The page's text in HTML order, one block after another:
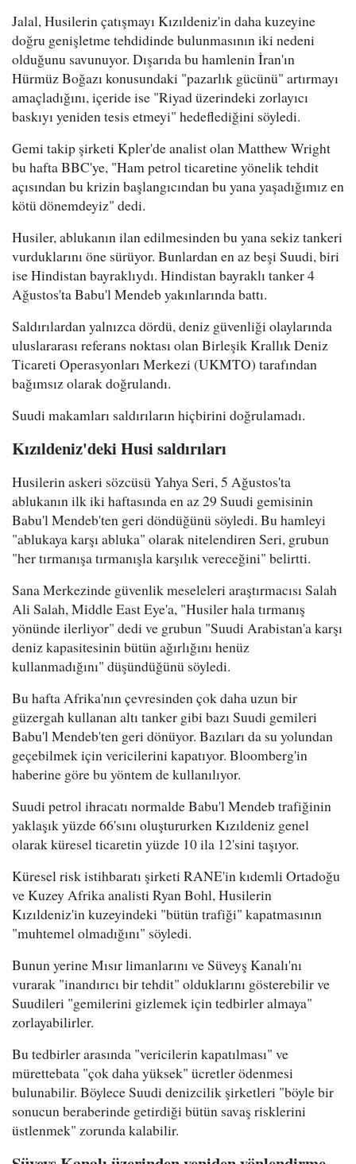
Jalal, Husilerin çatışmayı Kızıldeniz'in daha kuzeyine
doğru genişletme tehdidinde bulunmasının iki nedeni
olduğunu savunuyor. Dışarıda bu hamlenin İran'ın
Hürmüz Boğazı konusundaki "pazarlık gücünü" artırmayı
amaçladığını, içeride ise "Riyad üzerindeki zorlayıcı
baskıyı yeniden tesis etmeyi" hedeflediğini söyledi.
Gemi takip şirketi Kpler'de analist olan Matthew Wright
bu hafta BBC'ye, "Ham petrol ticaretine yönelik tehdit
açısından bu krizin başlangıcından bu yana yaşadığımız en
kötü dönemdeyiz" dedi.
Husiler, ablukanın ilan edilmesinden bu yana sekiz tankeri
vurduklarını öne sürüyor. Bunlardan en az beşi Suudi, biri
ise Hindistan bayraklıydı. Hindistan bayraklı tanker 4
Ağustos'ta Babu'l Mendeb yakınlarında battı.
Saldırılardan yalnızca dördü, deniz güvenliği olaylarında
uluslararası referans noktası olan Birleşik Krallık Deniz
Ticareti Operasyonları Merkezi (UKMTO) tarafından
bağımsız olarak doğrulandı.
Suudi makamları saldırıların hiçbirini doğrulamadı.
Kızıldeniz'deki Husi saldırıları
Husilerin askeri sözcüsü Yahya Seri, 5 Ağustos'ta
ablukanın ilk iki haftasında en az 29 Suudi gemisinin
Babu'l Mendeb'ten geri döndüğünü söyledi. Bu hamleyi
"ablukaya karşı abluka" olarak nitelendiren Seri, grubun
"her tırmanışa tırmanışla karşılık vereceğini" belirtti.
Sana Merkezinde güvenlik meseleleri araştırmacısı Salah
Ali Salah, Middle East Eye'a, "Husiler hala tırmanış
yönünde ilerliyor" dedi ve grubun "Suudi Arabistan'a karşı
deniz kapasitesinin bütün ağırlığını henüz
kullanmadığını" düşündüğünü söyledi.
Bu hafta Afrika'nın çevresinden çok daha uzun bir
güzergah kullanan altı tanker gibi bazı Suudi gemileri
Babu'l Mendeb'ten geri dönüyor. Bazıları da su yolundan
geçebilmek için vericilerini kapatıyor. Bloomberg'in
haberine göre bu yöntem de kullanılıyor.
Suudi petrol ihracatı normalde Babu'l Mendeb trafiğinin
yaklaşık yüzde 66'sını oluştururken Kızıldeniz genel
olarak küresel ticaretin yüzde 10 ila 12'sini taşıyor.
Küresel risk istihbaratı şirketi RANE'in kıdemli Ortadoğu
ve Kuzey Afrika analisti Ryan Bohl, Husilerin
Kızıldeniz'in kuzeyindeki "bütün trafiği" kapatmasının
"muhtemel olmadığını" söyledi.
Bunun yerine Mısır limanlarını ve Süveyş Kanalı'nı
vurarak "inandırıcı bir tehdit" olduklarını gösterebilir ve
Suudileri "gemilerini gizlemek için tedbirler almaya"
zorlayabilirler.
Bu tedbirler arasında "vericilerin kapatılması" ve
mürettebata "çok daha yüksek" ücretler ödenmesi
bulunabilir. Böylece Suudi denizcilik şirketleri "böyle bir
sonucun beraberinde getirdiği bütün savaş risklerini
üstlenmek" zorunda kalabilir.